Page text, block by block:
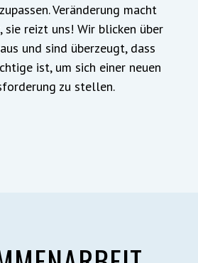
Veränderung macht
sie reizt uns! Wir blicken über
und sind überzeugt, dass
ist, um sich einer neuen
zu stellen.